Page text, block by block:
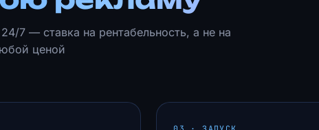
7 — ставка на рентабельность, а не на
ценой